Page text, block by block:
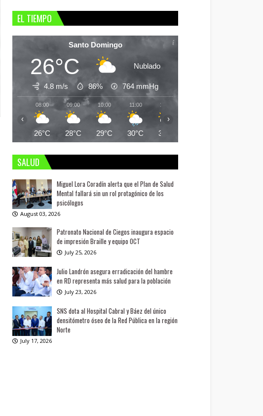
EL TIEMPO
Santo Domingo
26°C Nublado
4.8 m/s 86% 764 mmHg
08:00
26°C
09:00
28°C
10:00
29°C
11:00
30°C
12:00
31°C
‹ ›
SALUD
Miguel Lora Coradín alerta que el Plan de Salud
Mental fallará sin un rol protagónico de los
psicólogos
August 03, 2026
Patronato Nacional de Ciegos inaugura espacio
de impresión Braille y equipo OCT
July 25, 2026
Julio Landrón asegura erradicación del hambre
en RD representa más salud para la población
July 23, 2026
SNS dota al Hospital Cabral y Báez del único
densitómetro óseo de la Red Pública en la región
Norte
July 17, 2026